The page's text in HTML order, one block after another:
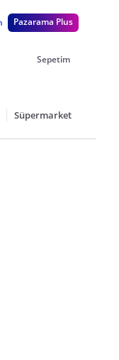
Pazarama Plus
Sepetim
Süpermarket